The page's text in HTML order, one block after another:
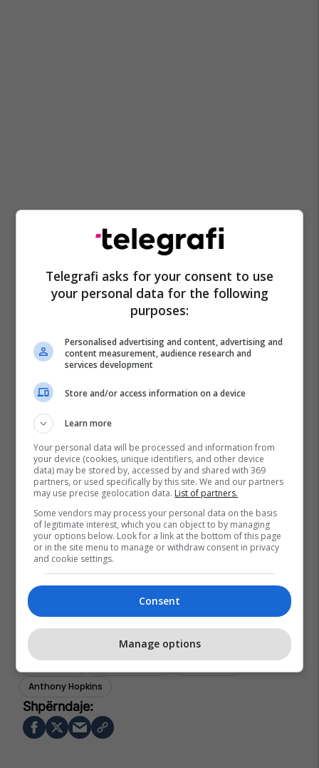
Anthony Hopkins
Telegrafi asks for your consent to use
your personal data for the following
purposes:
Personalised advertising and content, advertising and
content measurement, audience research and
services development
Store and/or access information on a device
Learn more
Your personal data will be processed and information from
your device (cookies, unique identifiers, and other device
data) may be stored by, accessed by and shared with 369
partners, or used specifically by this site. We and our partners
may use precise geolocation data. List of partners.
Some vendors may process your personal data on the basis
of legitimate interest, which you can object to by managing
your options below. Look for a link at the bottom of this page
or in the site menu to manage or withdraw consent in privacy
and cookie settings.
Consent
Manage options